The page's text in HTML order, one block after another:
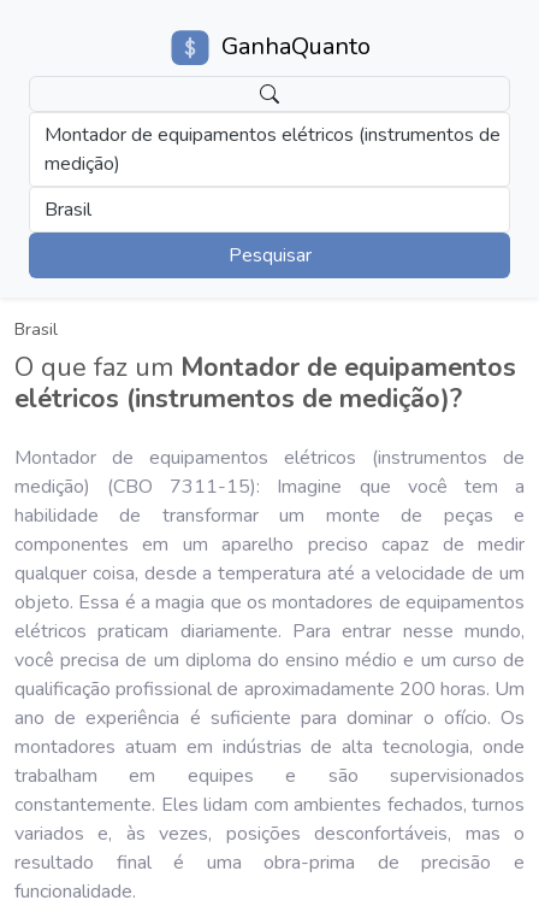
GanhaQuanto
Montador de equipamentos elétricos (instrumentos de
medição)
Brasil
Pesquisar
Brasil
O que faz um Montador de equipamentos
elétricos (instrumentos de medição)?
Montador de equipamentos elétricos (instrumentos de
medição) (CBO 7311-15): Imagine que você tem a
habilidade de transformar um monte de peças e
componentes em um aparelho preciso capaz de medir
qualquer coisa, desde a temperatura até a velocidade de um
objeto. Essa é a magia que os montadores de equipamentos
elétricos praticam diariamente. Para entrar nesse mundo,
você precisa de um diploma do ensino médio e um curso de
qualificação profissional de aproximadamente 200 horas. Um
ano de experiência é suficiente para dominar o ofício. Os
montadores atuam em indústrias de alta tecnologia, onde
trabalham em equipes e são supervisionados
constantemente. Eles lidam com ambientes fechados, turnos
variados e, às vezes, posições desconfortáveis, mas o
resultado final é uma obra-prima de precisão e
funcionalidade.